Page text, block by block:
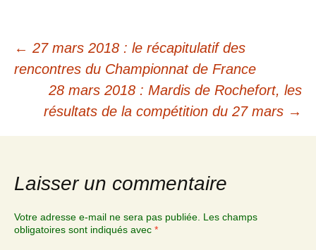
Navigation
des
articles
← 27 mars 2018 : le récapitulatif des
rencontres du Championnat de France
28 mars 2018 : Mardis de Rochefort, les
résultats de la compétition du 27 mars →
Laisser un commentaire
Votre adresse e-mail ne sera pas publiée. Les champs
obligatoires sont indiqués avec *